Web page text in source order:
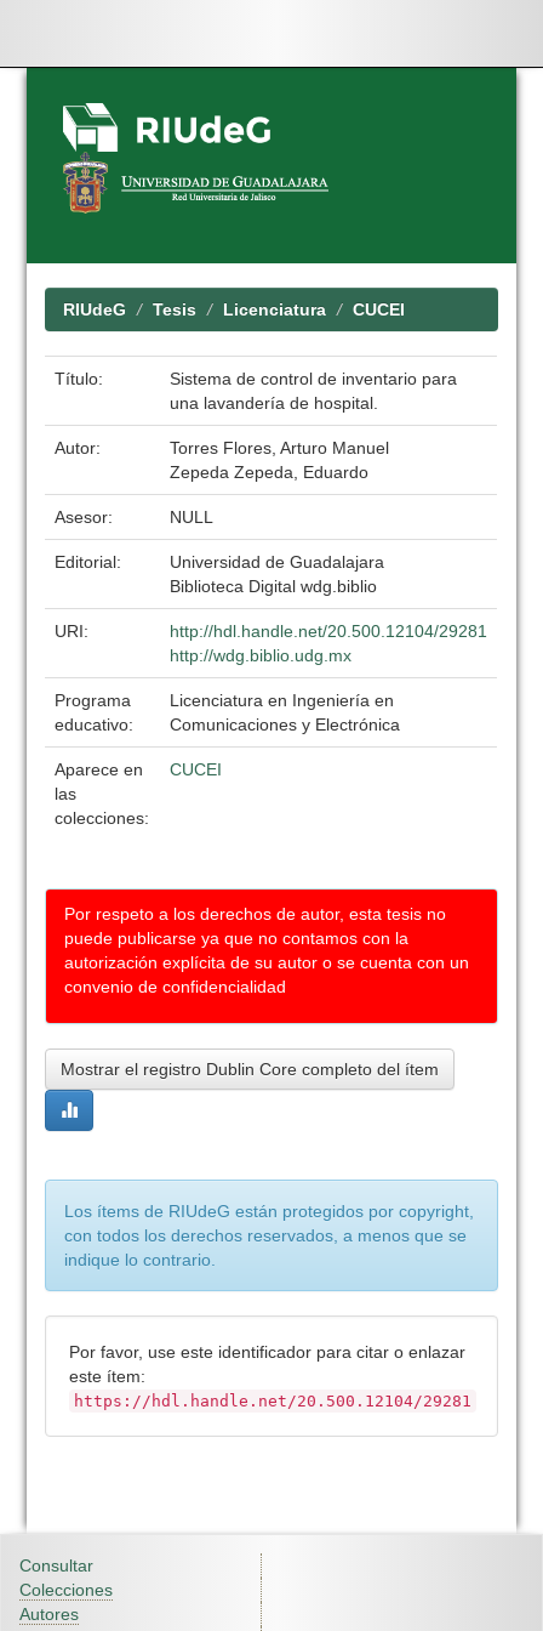
Skip
navigation
RIUdeG Tesis Licenciatura CUCEI
Título:
Sistema de control de inventario para
una lavandería de hospital.
Autor:
Torres Flores, Arturo Manuel
Zepeda Zepeda, Eduardo
Asesor: NULL
Editorial:
Universidad de Guadalajara
Biblioteca Digital wdg.biblio
URI:
http://hdl.handle.net/20.500.12104/29281
http://wdg.biblio.udg.mx
Programa
educativo:
Licenciatura en Ingeniería en
Comunicaciones y Electrónica
Aparece en
las
colecciones:
CUCEI
Por respeto a los derechos de autor, esta tesis no
puede publicarse ya que no contamos con la
autorización explícita de su autor o se cuenta con un
convenio de confidencialidad
Mostrar el registro Dublin Core completo del ítem
Los ítems de RIUdeG están protegidos por copyright,
con todos los derechos reservados, a menos que se
indique lo contrario.
Por favor, use este identificador para citar o enlazar
este ítem:
https://hdl.handle.net/20.500.12104/29281
Consultar
Colecciones
Autores